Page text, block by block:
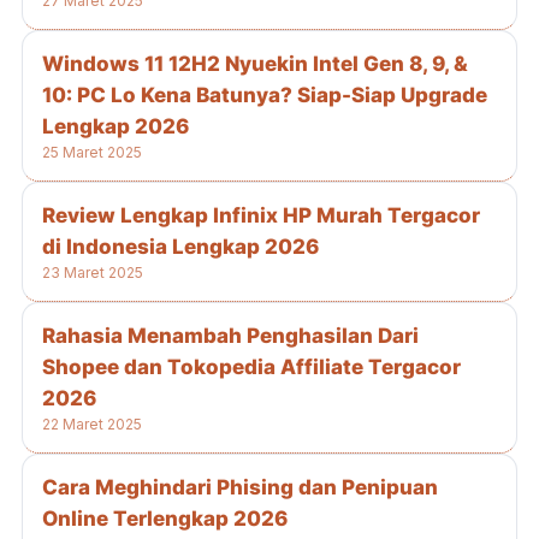
Windows 11 12H2 Nyuekin Intel Gen 8, 9, &
10: PC Lo Kena Batunya? Siap-Siap Upgrade
Lengkap 2026
25 Maret 2025
Review Lengkap Infinix HP Murah Tergacor
di Indonesia Lengkap 2026
23 Maret 2025
Rahasia Menambah Penghasilan Dari
Shopee dan Tokopedia Affiliate Tergacor
2026
22 Maret 2025
Cara Meghindari Phising dan Penipuan
Online Terlengkap 2026